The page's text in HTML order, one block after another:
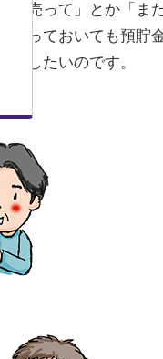
旦売って」とか「ま
放っておいても預貯
めしたいのです。